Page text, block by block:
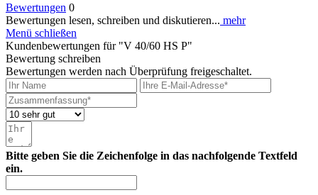
Bewertungen 0
Bewertungen lesen, schreiben und diskutieren... mehr
Menü schließen
Kundenbewertungen für "V 40/60 HS P"
Bewertung schreiben
Bewertungen werden nach Überprüfung freigeschaltet.
Bitte geben Sie die Zeichenfolge in das nachfolgende Textfeld
ein.